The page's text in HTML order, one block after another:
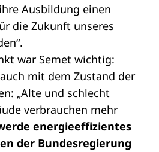
Ausbildung einen
die Zukunft unseres
war Semet wichtig:
mit dem Zustand der
„Alte und schlecht
verbrauchen mehr
energieeffizientes
der Bundesregierung